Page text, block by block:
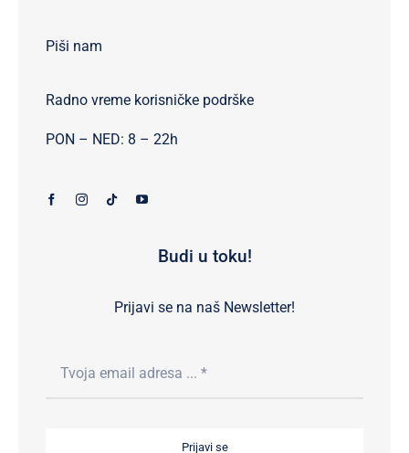
Budi u toku!
Prijavi se na naš Newsletter!
Prijavi se
Piši nam
Radno vreme korisničke podrške
PON – NED: 8 – 22h